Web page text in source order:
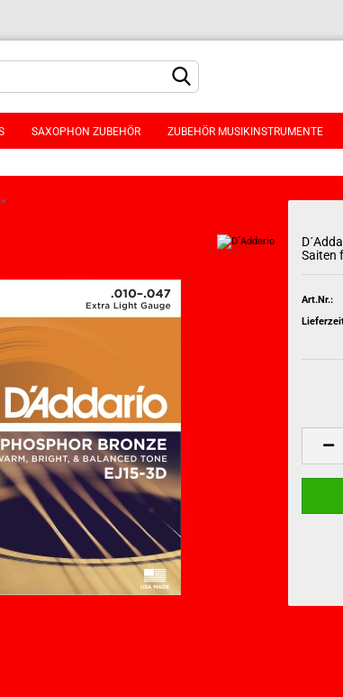
SAXOPHON ZUBEHÖR ZUBEHÖR MUSIKINSTRUMENTE
»
Saiten
Art.Nr.: